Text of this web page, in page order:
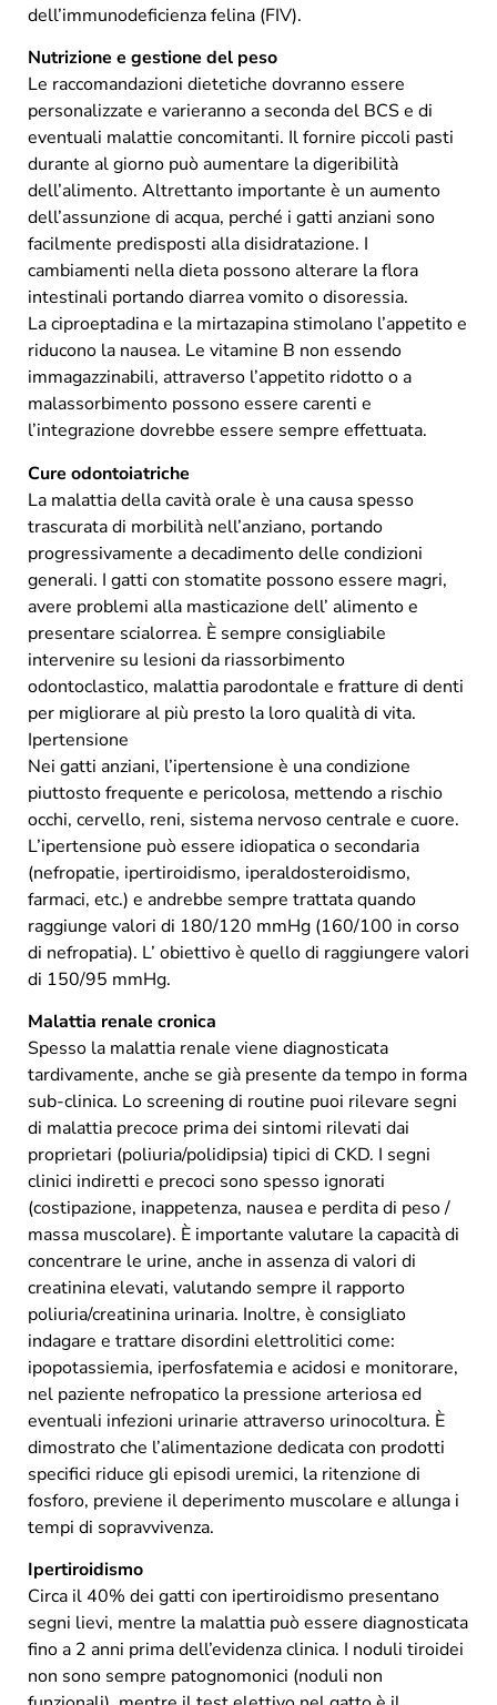
dell’immunodeficienza felina (FIV).
Nutrizione e gestione del peso
Le raccomandazioni dietetiche dovranno essere
personalizzate e varieranno a seconda del BCS e di
eventuali malattie concomitanti. Il fornire piccoli pasti
durante al giorno può aumentare la digeribilità
dell’alimento. Altrettanto importante è un aumento
dell’assunzione di acqua, perché i gatti anziani sono
facilmente predisposti alla disidratazione. I
cambiamenti nella dieta possono alterare la flora
intestinali portando diarrea vomito o disoressia.
La ciproeptadina e la mirtazapina stimolano l’appetito e
riducono la nausea. Le vitamine B non essendo
immagazzinabili, attraverso l’appetito ridotto o a
malassorbimento possono essere carenti e
l’integrazione dovrebbe essere sempre effettuata.
Cure odontoiatriche
La malattia della cavità orale è una causa spesso
trascurata di morbilità nell’anziano, portando
progressivamente a decadimento delle condizioni
generali. I gatti con stomatite possono essere magri,
avere problemi alla masticazione dell’ alimento e
presentare scialorrea. È sempre consigliabile
intervenire su lesioni da riassorbimento
odontoclastico, malattia parodontale e fratture di denti
per migliorare al più presto la loro qualità di vita.
Ipertensione
Nei gatti anziani, l’ipertensione è una condizione
piuttosto frequente e pericolosa, mettendo a rischio
occhi, cervello, reni, sistema nervoso centrale e cuore.
L’ipertensione può essere idiopatica o secondaria
(nefropatie, ipertiroidismo, iperaldosteroidismo,
farmaci, etc.) e andrebbe sempre trattata quando
raggiunge valori di 180/120 mmHg (160/100 in corso
di nefropatia). L’ obiettivo è quello di raggiungere valori
di 150/95 mmHg.
Malattia renale cronica
Spesso la malattia renale viene diagnosticata
tardivamente, anche se già presente da tempo in forma
sub-clinica. Lo screening di routine puoi rilevare segni
di malattia precoce prima dei sintomi rilevati dai
proprietari (poliuria/polidipsia) tipici di CKD. I segni
clinici indiretti e precoci sono spesso ignorati
(costipazione, inappetenza, nausea e perdita di peso /
massa muscolare). È importante valutare la capacità di
concentrare le urine, anche in assenza di valori di
creatinina elevati, valutando sempre il rapporto
poliuria/creatinina urinaria. Inoltre, è consigliato
indagare e trattare disordini elettrolitici come:
ipopotassiemia, iperfosfatemia e acidosi e monitorare,
nel paziente nefropatico la pressione arteriosa ed
eventuali infezioni urinarie attraverso urinocoltura. È
dimostrato che l’alimentazione dedicata con prodotti
specifici riduce gli episodi uremici, la ritenzione di
fosforo, previene il deperimento muscolare e allunga i
tempi di sopravvivenza.
Ipertiroidismo
Circa il 40% dei gatti con ipertiroidismo presentano
segni lievi, mentre la malattia può essere diagnosticata
fino a 2 anni prima dell’evidenza clinica. I noduli tiroidei
non sono sempre patognomonici (noduli non